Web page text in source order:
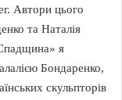
Автори цього
та Наталія
я
Бондаренко,
скульпторів